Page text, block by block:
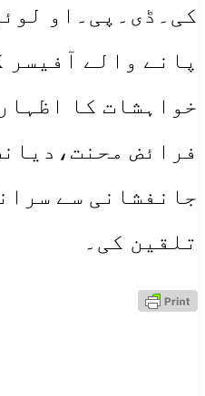
کی۔ڈی۔پی۔او
پانے والے آفیسر
خواہشات کا
فرائض
جانفشانی سے
تلقین کی۔